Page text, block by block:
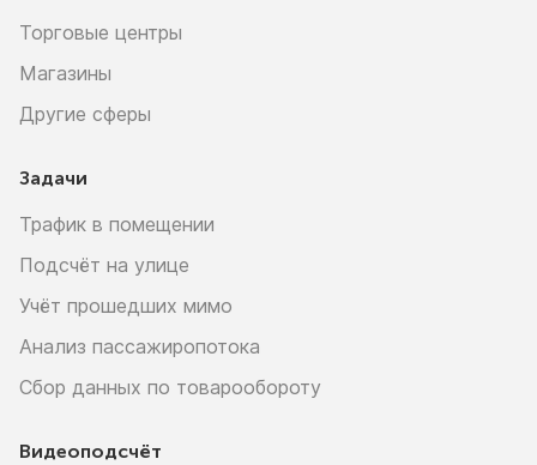
Торговые центры
Магазины
Другие сферы
Задачи
Трафик в помещении
Подсчёт на улице
Учёт прошедших мимо
Анализ пассажиропотока
Сбор данных по товарообороту
Видеоподсчёт